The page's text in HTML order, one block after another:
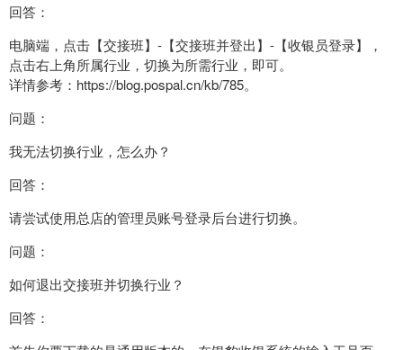
回答：
电脑端，点击【交接班】-【交接班并登出】-【收银员登录】，
点击右上角所属行业，切换为所需行业，即可。
详情参考：https://blog.pospal.cn/kb/785。
问题：
我无法切换行业，怎么办？
回答：
请尝试使用总店的管理员账号登录后台进行切换。
问题：
如何退出交接班并切换行业？
回答：